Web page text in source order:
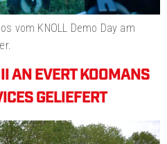
vom KNOLL Demo Day am
AN EVERT KOOMANS
GELIEFERT